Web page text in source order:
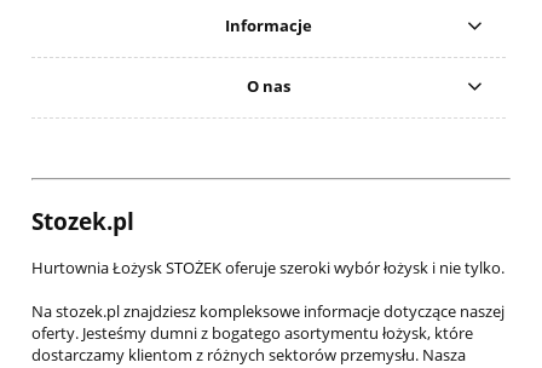
Informacje
O nas
Stozek.pl
Hurtownia Łożysk STOŻEK oferuje szeroki wybór łożysk i nie tylko.
Na stozek.pl znajdziesz kompleksowe informacje dotyczące naszej
oferty. Jesteśmy dumni z bogatego asortymentu łożysk, które
dostarczamy klientom z różnych sektorów przemysłu. Nasza